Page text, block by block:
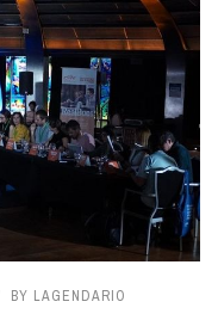
BY LAGENDARIO